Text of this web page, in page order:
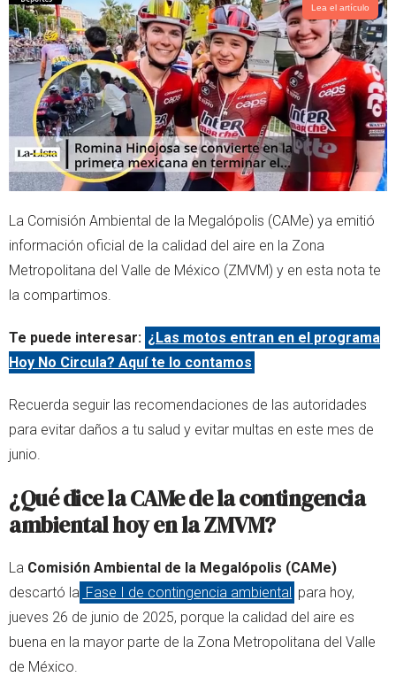
Lea el artículo
La Comisión Ambiental de la Megalópolis (CAMe) ya emitió
información oficial de la calidad del aire en la Zona
Metropolitana del Valle de México (ZMVM) y en esta nota te
la compartimos.
Te puede interesar: ¿Las motos entran en el programa
Hoy No Circula? Aquí te lo contamos
Recuerda seguir las recomendaciones de las autoridades
para evitar daños a tu salud y evitar multas en este mes de
junio.
¿Qué dice la CAMe de la contingencia
ambiental hoy en la ZMVM?
La Comisión Ambiental de la Megalópolis (CAMe)
descartó la Fase I de contingencia ambiental para hoy,
jueves 26 de junio de 2025, porque la calidad del aire es
buena en la mayor parte de la Zona Metropolitana del Valle
de México.